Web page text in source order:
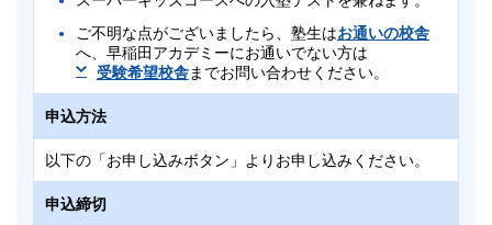
ご不明な点がございましたら、塾生はお通いの校舎
へ、早稲田アカデミーにお通いでない方は
受験希望校舎までお問い合わせください。
申込方法
以下の「お申し込みボタン」よりお申し込みください。
申込締切